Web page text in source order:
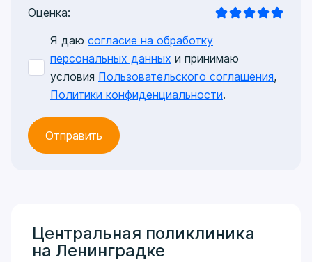
Оценка:
Я даю согласие на обработку
персональных данных и принимаю
условия Пользовательского соглашения,
Политики конфиденциальности.
Центральная поликлиника
на Ленинградке